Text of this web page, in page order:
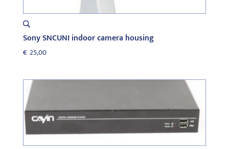
Sony SNCUNI indoor camera housing
€ 25,00